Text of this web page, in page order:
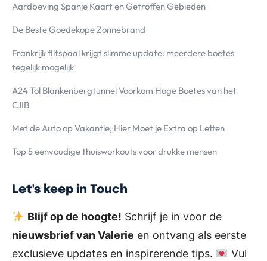
Aardbeving Spanje Kaart en Getroffen Gebieden
De Beste Goedekope Zonnebrand
Frankrijk flitspaal krijgt slimme update: meerdere boetes
tegelijk mogelijk
A24 Tol Blankenbergtunnel Voorkom Hoge Boetes van het
CJIB
Met de Auto op Vakantie; Hier Moet je Extra op Letten
Top 5 eenvoudige thuisworkouts voor drukke mensen
Let's keep in Touch
Blijf op de hoogte! Schrijf je in voor de
nieuwsbrief van Valerie en ontvang als eerste
exclusieve updates en inspirerende tips.
Vul